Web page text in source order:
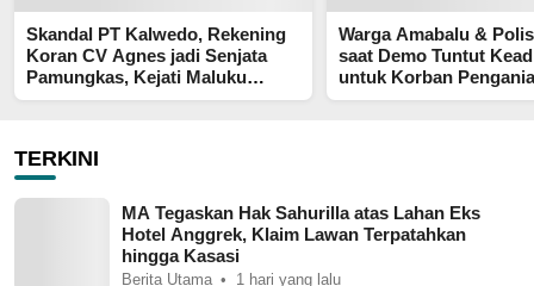
Skandal PT Kalwedo, Rekening
Koran CV Agnes jadi Senjata
Pamungkas, Kejati Maluku
Diduga “Masuk Angin
Warga Amabalu &
saat Demo Tuntut
untuk Korban
TERKINI
MA Tegaskan Hak Sahurilla atas Lahan Eks
Hotel Anggrek, Klaim Lawan Terpatahkan
hingga Kasasi
Berita Utama 1 hari yang lalu